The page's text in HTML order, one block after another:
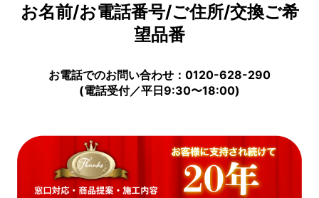
お名前/お電話番号/ご住所/交換ご希
望品番
お電話でのお問い合わせ：0120-628-290
(電話受付／平日9:30〜18:00)